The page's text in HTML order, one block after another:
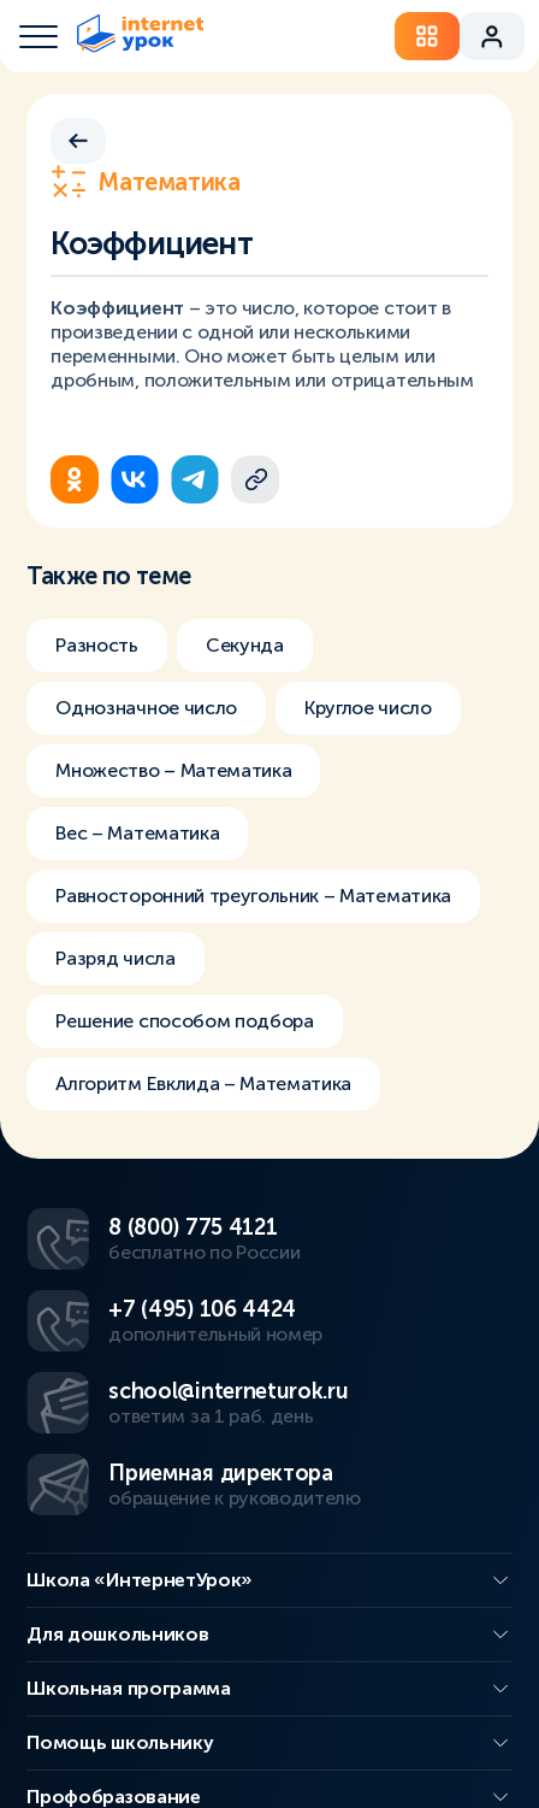
Математика
Коэффициент
Коэффициент – это число, которое стоит в
произведении с одной или несколькими
переменными. Оно может быть целым или
дробным, положительным или отрицательным
Также по теме
Разность Секунда
Однозначное число Круглое число
Множество – Математика
Вес – Математика
Равносторонний треугольник – Математика
Разряд числа
Решение способом подбора
Алгоритм Евклида – Математика
8 (800) 775 4121
бесплатно по России
+7 (495) 106 4424
дополнительный номер
school@interneturok.ru
ответим за 1 раб. день
Приемная директора
обращение к руководителю
Школа «ИнтернетУрок»
Для дошкольников
Школьная программа
Помощь школьнику
Профобразование